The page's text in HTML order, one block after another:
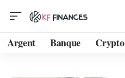
Argent Banque Crypto